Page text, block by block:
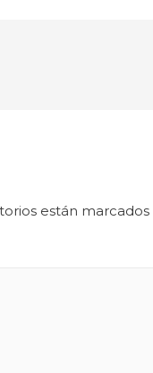
están